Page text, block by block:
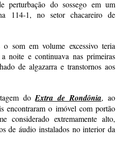
perturbação do sossego em um
114-1, no setor chacareiro de
som em volume excessivo teria
noite e continuava nas primeiras
de algazarra e transtornos aos
doExtra de Rondônia, ao
encontraram o imóvel com portão
considerado extremamente alto,
de áudio instalados no interior da